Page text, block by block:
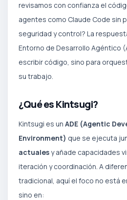
revisamos con confianza el
agentes como Claude Code sin
seguridad y control? La
Entorno de Desarrollo Agéntico
escribir código, sino para
su trabajo.
¿Qué es Kintsugi?
Kintsugi es un ADE (Agentic
Environment) que se ejecuta
actuales y añade capacidades
iteración y coordinación. A
tradicional, aquí el foco no está
sino en: